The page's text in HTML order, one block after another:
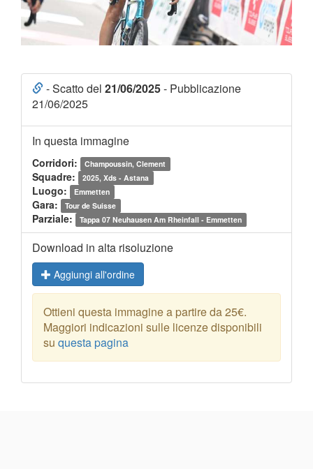
- Scatto del 21/06/2025- Pubblicazione
21/06/2025
In questa immagine
Corridori: Champoussin, Clement
Squadre: 2025, Xds - Astana
Luogo: Emmetten
Gara: Tour de Suisse
Parziale: Tappa 07 Neuhausen Am Rheinfall - Emmetten
Download in alta risoluzione
Aggiungi all'ordine
Ottieni questa immagine a partire da 25€.
Maggiori indicazioni sulle licenze disponibili
su questa pagina